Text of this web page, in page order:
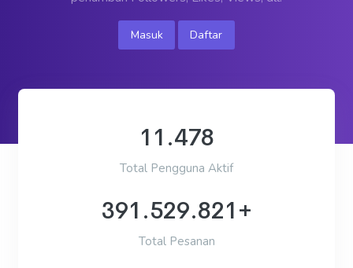
Masuk Daftar
11.478
Total Pengguna Aktif
391.529.821+
Total Pesanan